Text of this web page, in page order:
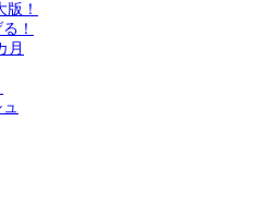
！
！
月